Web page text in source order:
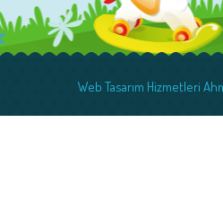
Web Tasarım Hizmetleri